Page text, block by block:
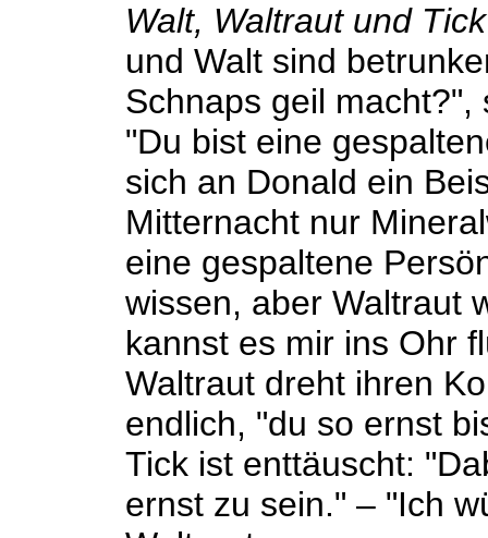
Walt, Waltraut und
und Walt sind
Schnaps geil
"Du bist eine
sich an Donald ein
Mitternacht nur
eine gespaltene
wissen, aber Waltraut
kannst es mir ins Ohr
Waltraut dreht ihren
endlich, "du so ernst
Tick ist enttäuscht:
ernst zu sein." – "Ich